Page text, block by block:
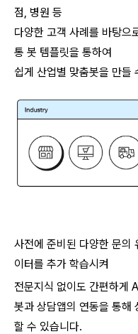
점, 병원 등
다양한 고객 사례를 바탕으
통 봇 템플릿을 통하여
쉽게 산업별 맞춤봇을 만들
사전에 준비된 다양한 문의
이터를 추가 학습시켜
전문지식 없이도 간편하게
봇과 상담앱의 연동을 통해
할 수 있습니다.